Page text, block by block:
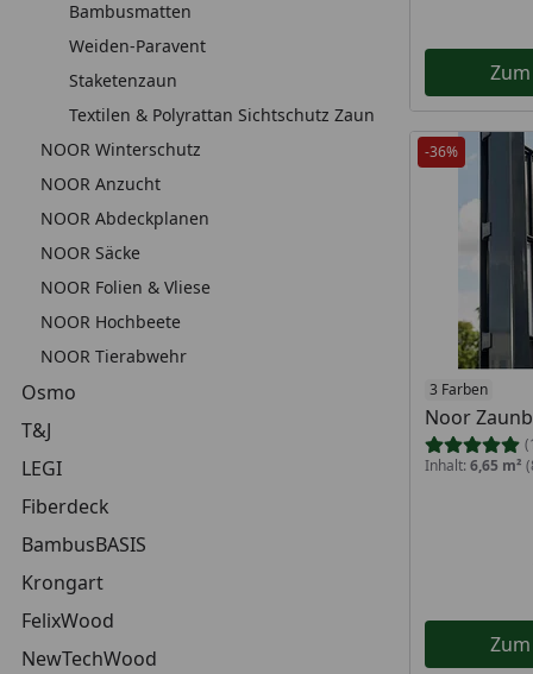
Bambusmatten
Weiden-Paravent
Staketenzaun
Textilen & Polyrattan Sichtschutz Zaun
NOOR Winterschutz
NOOR Anzucht
NOOR Abdeckplanen
NOOR Säcke
NOOR Folien & Vliese
NOOR Hochbeete
NOOR Tierabwehr
Osmo
T&J
LEGI
Fiberdeck
BambusBASIS
Krongart
FelixWood
NewTechWood
-36%
3 Farben
Noor
Inhalt: 6,65 m²